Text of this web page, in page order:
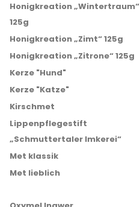
Honigkreation „Wintertraum“
125g
Honigkreation „Zimt“ 125g
Honigkreation „Zitrone“ 125g
Kerze "Hund"
Kerze "Katze"
Kirschmet
Lippenpflegestift
„Schmuttertaler Imkerei“
Met klassik
Met lieblich